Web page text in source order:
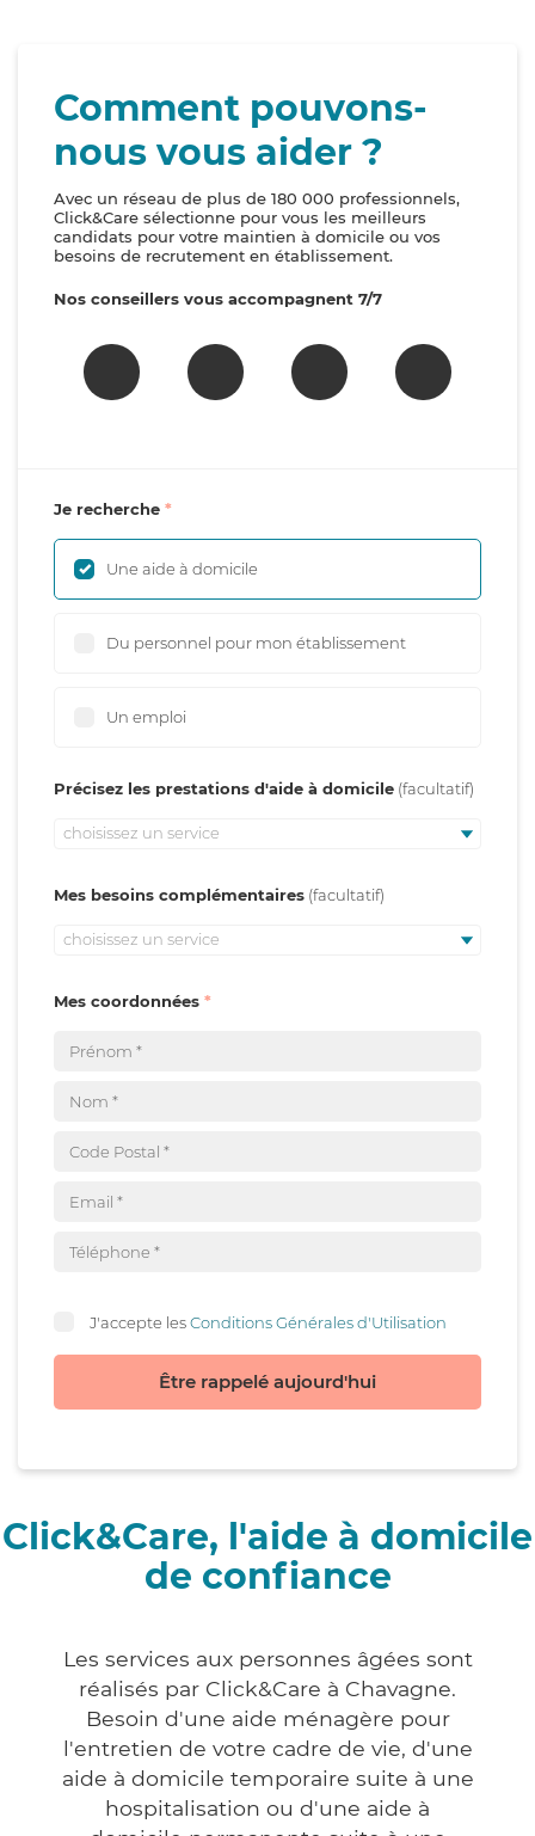
Comment pouvons-
nous vous aider ?
Avec un réseau de plus de 180 000 professionnels,
Click&Care sélectionne pour vous les meilleurs
candidats pour votre maintien à domicile ou vos
besoins de recrutement en établissement.
Nos conseillers vous accompagnent 7/7
Je recherche
Une aide à domicile
Du personnel pour mon établissement
Un emploi
Précisez les prestations d'aide à domicile
choisissez un service
Mes besoins complémentaires
choisissez un service
Mes coordonnées
J'accepte lesConditions Générales d'Utilisation
Être rappelé aujourd'hui
Click&Care, l'aide à domicile
de confiance
Les services aux personnes âgées sont
réalisés par Click&Care à Chavagne.
Besoin d'une aide ménagère pour
l'entretien de votre cadre de vie, d'une
aide à domicile temporaire suite à une
hospitalisation ou d'une aide à